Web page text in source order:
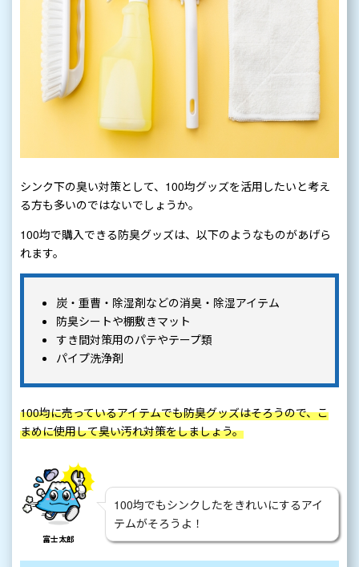
シンク下の臭い対策として、100均グッズを活用したいと考え
る方も多いのではないでしょうか。
100均で購入できる防臭グッズは、以下のようなものがあげら
れます。
炭・重曹・除湿剤などの消臭・除湿アイテム
防臭シートや棚敷きマット
すき間対策用のパテやテープ類
パイプ洗浄剤
100均に売っているアイテムでも防臭グッズはそろうので、こ
まめに使用して臭い汚れ対策をしましょう。
富士太郎
100均でもシンクしたをきれいにするアイ
テムがそろうよ！